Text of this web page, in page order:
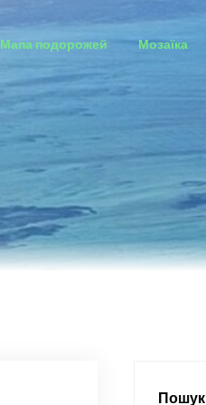
Мапа подорожей Мозаїка
Пошук